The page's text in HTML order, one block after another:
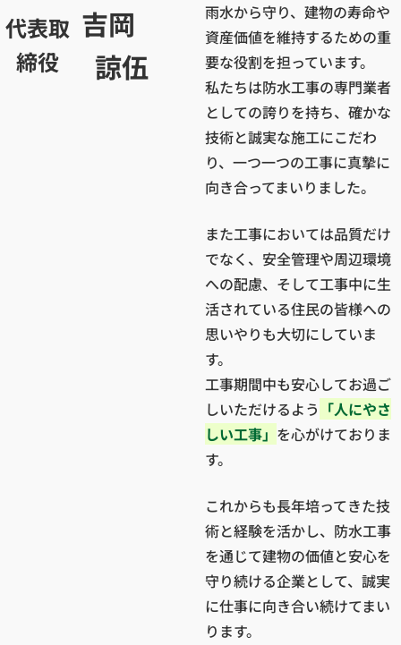
代表取
締役
吉岡
諒伍
雨水から守り、建物の寿命や
資産価値を維持するための重
要な役割を担っています。
私たちは防水工事の専門業者
としての誇りを持ち、確かな
技術と誠実な施工にこだわ
り、一つ一つの工事に真摯に
向き合ってまいりました。
また工事においては品質だけ
でなく、安全管理や周辺環境
への配慮、そして工事中に生
活されている住民の皆様への
思いやりも大切にしていま
す。
工事期間中も安心してお過ご
しいただけるよう 「人にやさ
しい工事」 を心がけておりま
す。
これからも長年培ってきた技
術と経験を活かし、防水工事
を通じて建物の価値と安心を
守り続ける企業として、誠実
に仕事に向き合い続けてまい
ります。